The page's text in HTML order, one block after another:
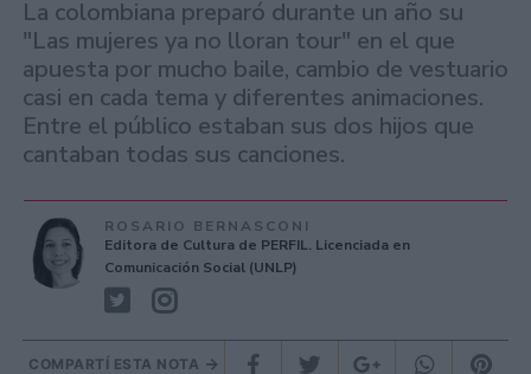
La colombiana preparó durante un año su
"Las mujeres ya no lloran tour" en el que
apuesta por mucho baile, cambio de vestuario
casi en cada tema y diferentes animaciones.
Entre el público estaban sus dos hijos que
cantaban todas sus canciones.
ROSARIO BERNASCONI
Editora de Cultura de PERFIL. Licenciada en
Comunicación Social (UNLP)
COMPARTÍ ESTA NOTA